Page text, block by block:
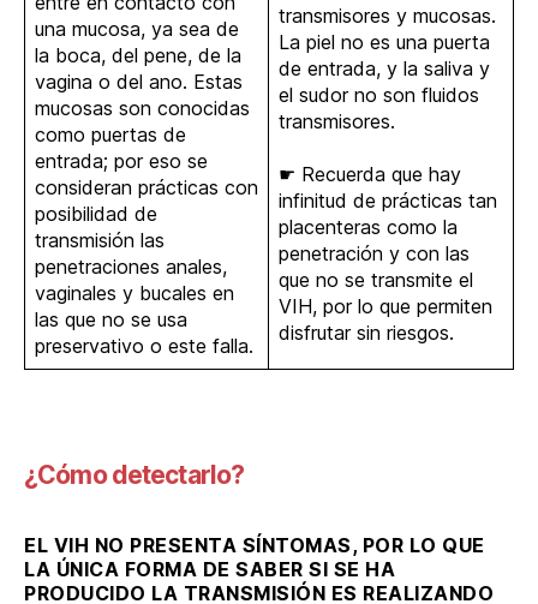
una mucosa, ya sea de
la boca, del pene, de la
vagina o del ano. Estas
mucosas son conocidas
como puertas de
entrada; por eso se
consideran prácticas con
posibilidad de
transmisión las
penetraciones anales,
vaginales y bucales en
las que no se usa
preservativo o este falla.
transmisores y mucosas.
La piel no es una puerta
de entrada, y la saliva y
el sudor no son fluidos
transmisores.
☛ Recuerda que hay
infinitud de prácticas tan
placenteras como la
penetración y con las
que no se transmite el
VIH, por lo que permiten
disfrutar sin riesgos.
¿Cómo detectarlo?
EL VIH NO PRESENTA SÍNTOMAS, POR LO QUE
LA ÚNICA FORMA DE SABER SI SE HA
PRODUCIDO LA TRANSMISIÓN ES REALIZANDO